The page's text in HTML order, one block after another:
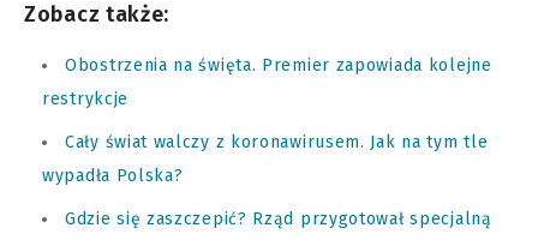
Zobacz także:
Obostrzenia na święta. Premier zapowiada kolejne
restrykcje
Cały świat walczy z koronawirusem. Jak na tym tle
wypadła Polska?
Gdzie się zaszczepić? Rząd przygotował specjalną